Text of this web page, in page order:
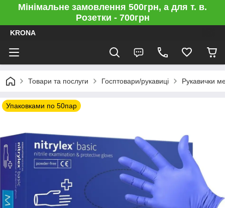
Мінімальне замовлення 500грн, а для т. в.
Розетки - 700грн
KRONA
Товари та послуги Госптовари/рукавиці Рукавички
Упаковками по 50пар